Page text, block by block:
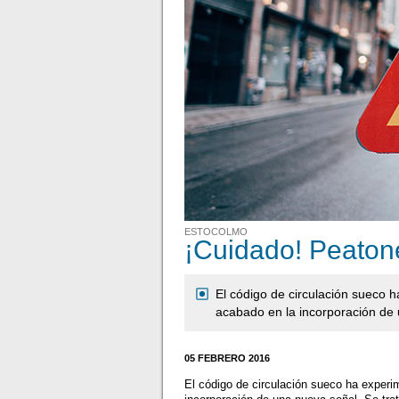
ESTOCOLMO
¡Cuidado!
El código de circulación sueco
acabado en la incorporación de
05 FEBRERO 2016
El código de circulación sueco ha